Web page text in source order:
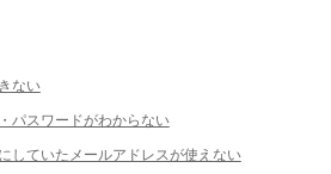
ない
パスワードがわからない
していたメールアドレスが使えない